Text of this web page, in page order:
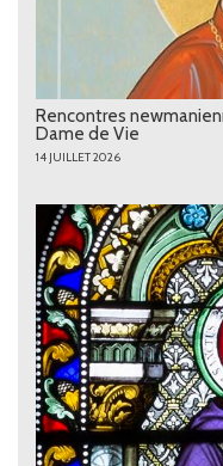
Rencontres
Dame de Vie
14 JUILLET 2026